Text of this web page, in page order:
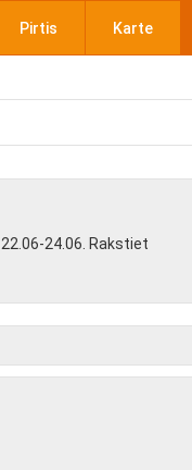
Pirtis Karte
24.06. Rakstiet